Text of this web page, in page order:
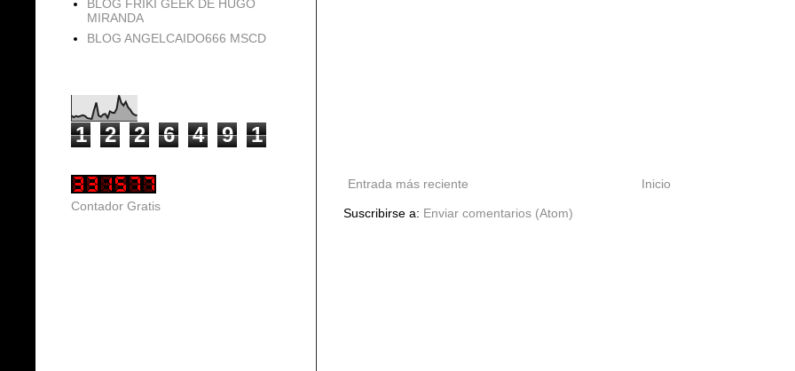
Entrada más reciente Inicio
Suscribirse a: Enviar comentarios (Atom)
BLOG FRIKI GEEK DE HUGO
MIRANDA
BLOG ANGELCAIDO666 MSCD
1 2 2 6 4 9 1
Contador Gratis